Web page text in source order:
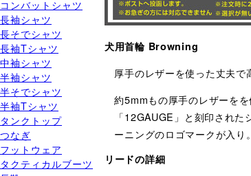
コンバットシャツ
長袖シャツ
長そでシャツ
長袖Tシャツ
中袖シャツ
半袖シャツ
半そでシャツ
半袖Tシャツ
タンクトップ
つなぎ
フットウェア
タクティカルブーツ
犬用首輪 Browning
厚手のレザーを使った丈夫
約5mmもの厚手のレザーを
「12GAUGE」と刻印され
ーニングのロゴマークが入り。
リードの詳細